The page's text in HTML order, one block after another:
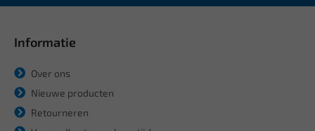
Informatie
Over ons
Nieuwe producten
Retourneren